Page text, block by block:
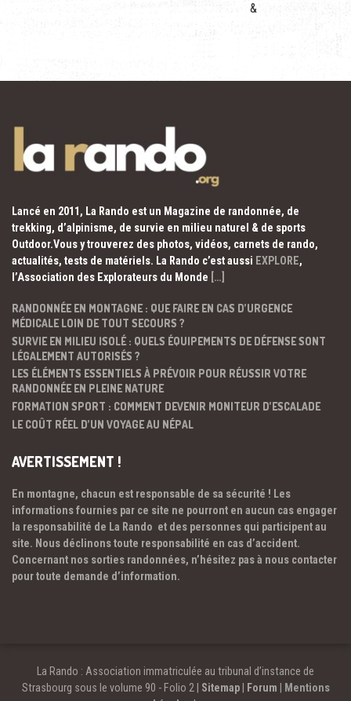
&
Lancé en 2011, La Rando est un Magazine de randonnée, de
trekking, d’alpinisme, de survie en milieu naturel & de sports
Outdoor.Vous y trouverez des photos, vidéos, carnets de rando,
actualités, tests de matériels. La Rando c’est aussi EXPLORE,
l’Association des Explorateurs du Monde […]
RANDONNÉE EN MONTAGNE : QUE FAIRE EN CAS D’URGENCE
MÉDICALE LOIN DE TOUT SECOURS ?
SURVIE EN MILIEU ISOLÉ : QUELS ÉQUIPEMENTS DE DÉFENSE SONT
LÉGALEMENT AUTORISÉS ?
LES ÉLÉMENTS ESSENTIELS À PRÉVOIR POUR RÉUSSIR VOTRE
RANDONNÉE EN PLEINE NATURE
FORMATION SPORT : COMMENT DEVENIR MONITEUR D’ESCALADE
LE COÛT RÉEL D’UN VOYAGE AU NÉPAL
AVERTISSEMENT !
En montagne, chacun est responsable de sa sécurité ! Les
informations fournies par ce site ne pourront en aucun cas engager
la responsabilité de La Rando et des personnes qui participent au
site. Nous déclinons toute responsabilité en cas d’accident.
Concernant nos sorties randonnées, n’hésitez pas à nous contacter
pour toute demande d’information.
La Rando : Association immatriculée au tribunal d’instance de
Strasbourg sous le volume 90 - Folio 2 | Sitemap| Forum
Mentions